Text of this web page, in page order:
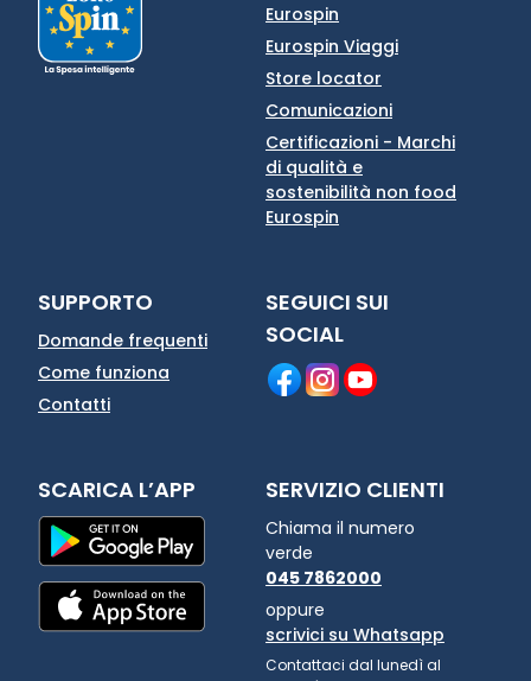
Eurospin
Eurospin Viaggi
Store locator
Comunicazioni
Certificazioni - Marchi
di qualità e
sostenibilità non food
Eurospin
SUPPORTO
Domande frequenti
Come funziona
Contatti
SEGUICI SUI
SOCIAL
SCARICA L’APP SERVIZIO CLIENTI
Chiama il numero
verde
045 7862000
oppure
scrivici su Whatsapp
Contattaci dal lunedì al